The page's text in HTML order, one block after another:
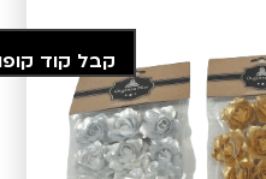
קבל קוד